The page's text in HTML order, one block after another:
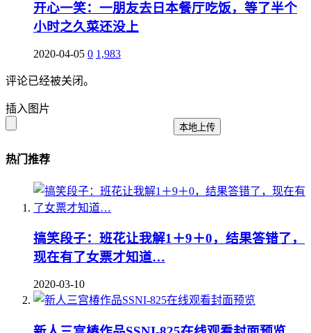
开心一笑：一朋友去日本餐厅吃饭，等了半个
小时之久菜还没上
2020-04-05 0 1,983
评论已经被关闭。
插入图片
本地上传
热门推荐
搞笑段子：班花让我解1＋9＋0，结果答错了，
现在有了女票才知道…
2020-03-10